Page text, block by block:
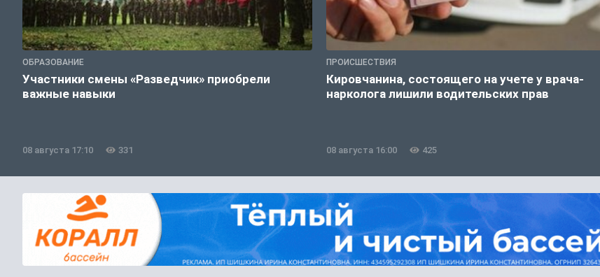
ОБРАЗОВАНИЕ
Участники смены «Разведчик» приобрели
важные навыки
08 августа 17:10 331
ПРОИСШЕСТВИЯ
Кировчанина, состоящего на учете у врача-
нарколога лишили водительских прав
08 августа 16:00 425